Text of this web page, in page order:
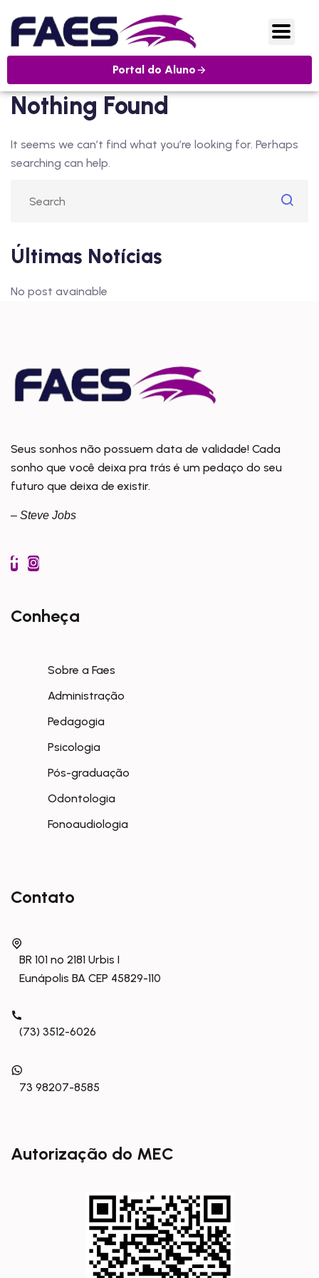
Portal do Aluno
Nothing Found
It seems we can’t find what you’re looking for. Perhaps
searching can help.
Últimas Notícias
No post avainable
Seus sonhos não possuem data de validade! Cada
sonho que você deixa pra trás é um pedaço do seu
futuro que deixa de existir.
– Steve Jobs
Conheça
Sobre a Faes
Administração
Pedagogia
Psicologia
Pós-graduação
Odontologia
Fonoaudiologia
Contato
BR 101 nº 2181 Urbis I
Eunápolis BA CEP 45829-110
(73) 3512-6026
73 98207-8585
Autorização do MEC